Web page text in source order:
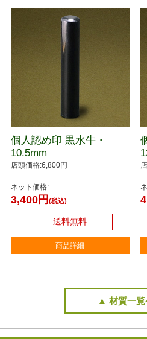
個人認め印 黒水牛・
10.5mm
店頭価格:6,800円
ネット価格:
3,400円 (税込)
送料無料
商品詳細
▲ 材質一覧